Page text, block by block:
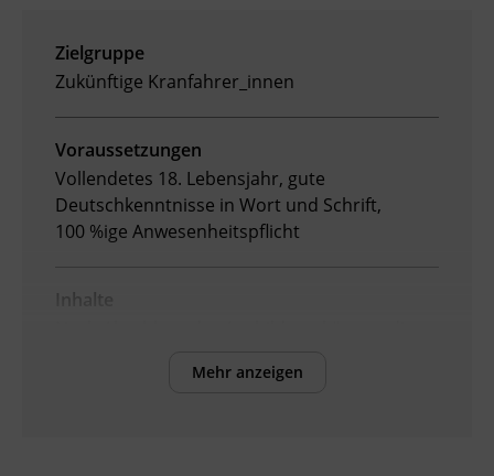
Zielgruppe
Zukünftige Kranfahrer_innen
Voraussetzungen
Vollendetes 18. Lebensjahr, gute
Deutschkenntnisse in Wort und Schrift,
100 %ige Anwesenheitspflicht
Inhalte
Mehr anzeigen